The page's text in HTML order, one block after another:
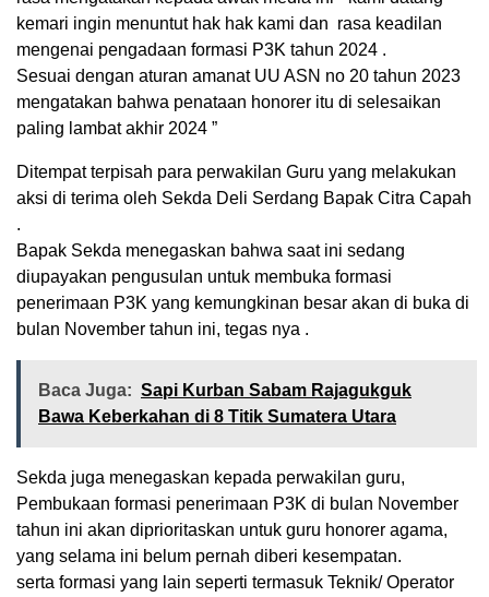
kemari ingin menuntut hak hak kami dan rasa keadilan
mengenai pengadaan formasi P3K tahun 2024 .
Sesuai dengan aturan amanat UU ASN no 20 tahun 2023
mengatakan bahwa penataan honorer itu di selesaikan
paling lambat akhir 2024 ”
Ditempat terpisah para perwakilan Guru yang melakukan
aksi di terima oleh Sekda Deli Serdang Bapak Citra Capah
.
Bapak Sekda menegaskan bahwa saat ini sedang
diupayakan pengusulan untuk membuka formasi
penerimaan P3K yang kemungkinan besar akan di buka di
bulan November tahun ini, tegas nya .
Baca Juga: Sapi Kurban Sabam Rajagukguk
Bawa Keberkahan di 8 Titik Sumatera Utara
Sekda juga menegaskan kepada perwakilan guru,
Pembukaan formasi penerimaan P3K di bulan November
tahun ini akan diprioritaskan untuk guru honorer agama,
yang selama ini belum pernah diberi kesempatan.
serta formasi yang lain seperti termasuk Teknik/ Operator